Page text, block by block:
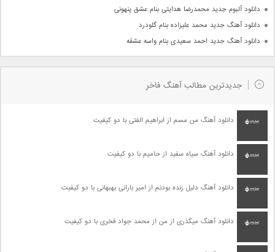
دانلود آلبوم جدید محمدرضا هدایتی بنام عشق پنهونی
دانلود آهنگ جدید محمد علیزاده بنام گلودرد
دانلود آهنگ جدید احمد سعیدی بنام واسه عشقه
جدیدترین مطالب آهنگ فاخر
دانلود آهنگ من مسم از ابراهیم الفتی با دو کیفیت
دانلود آهنگ سیاه سفید از حامیم با دو کیفیت
دانلود آهنگ دلیل زنده بودنم از امیر بارانی بهبهانی با دو کیفیت
دانلود آهنگ میگذری از من از محمد جواد فخری با دو کیفیت